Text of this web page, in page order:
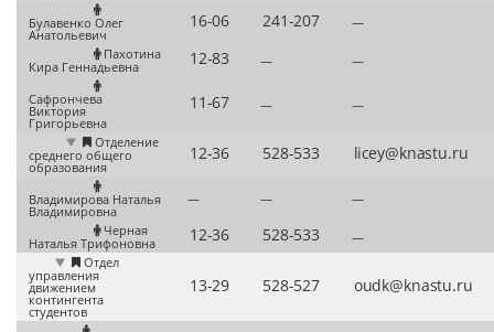
Булавенко Олег
Анатольевич
—
Пахотина
Кира Геннадьевна
— —
Сафрончева
Виктория
Григорьевна
— —
Отделение
среднего общего
образования
Владимирова Наталья
Владимировна
— —
—
Черная
Наталья Трифоновна
—
Отдел
управления
движением
контингента
студентов